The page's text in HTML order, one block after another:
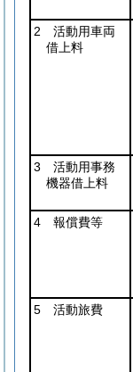
2 活動用車両
借上料
3 活動用事務
機器借上料
4 報償費等
5 活動旅費